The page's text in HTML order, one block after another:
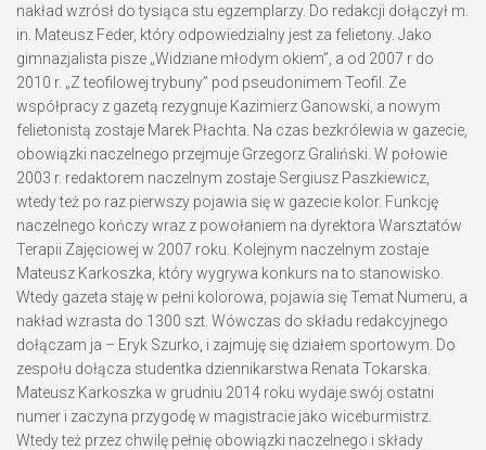
nakład wzrósł do tysiąca stu egzemplarzy. Do redakcji dołączył m.
in. Mateusz Feder, który odpowiedzialny jest za felietony. Jako
gimnazjalista pisze „Widziane młodym okiem”, a od 2007 r do
2010 r. „Z teofilowej trybuny” pod pseudonimem Teofil. Ze
współpracy z gazetą rezygnuje Kazimierz Ganowski, a nowym
felietonistą zostaje Marek Płachta. Na czas bezkrólewia w gazecie,
obowiązki naczelnego przejmuje Grzegorz Graliński. W połowie
2003 r. redaktorem naczelnym zostaje Sergiusz Paszkiewicz,
wtedy też po raz pierwszy pojawia się w gazecie kolor. Funkcję
naczelnego kończy wraz z powołaniem na dyrektora Warsztatów
Terapii Zajęciowej w 2007 roku. Kolejnym naczelnym zostaje
Mateusz Karkoszka, który wygrywa konkurs na to stanowisko.
Wtedy gazeta staję w pełni kolorowa, pojawia się Temat Numeru, a
nakład wzrasta do 1300 szt. Wówczas do składu redakcyjnego
dołączam ja – Eryk Szurko, i zajmuję się działem sportowym. Do
zespołu dołącza studentka dziennikarstwa Renata Tokarska.
Mateusz Karkoszka w grudniu 2014 roku wydaje swój ostatni
numer i zaczyna przygodę w magistracie jako wiceburmistrz.
Wtedy też przez chwilę pełnię obowiązki naczelnego i składy